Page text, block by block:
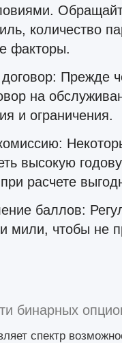
количество
факторы.
Прежде
на
и ограничения.
высокую
расчете
баллов:
мили, чтобы не
бинарных
спектр